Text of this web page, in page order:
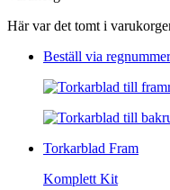
Här var det tomt i
Beställ via regnummer
Torkarblad Fram
Komplett Kit